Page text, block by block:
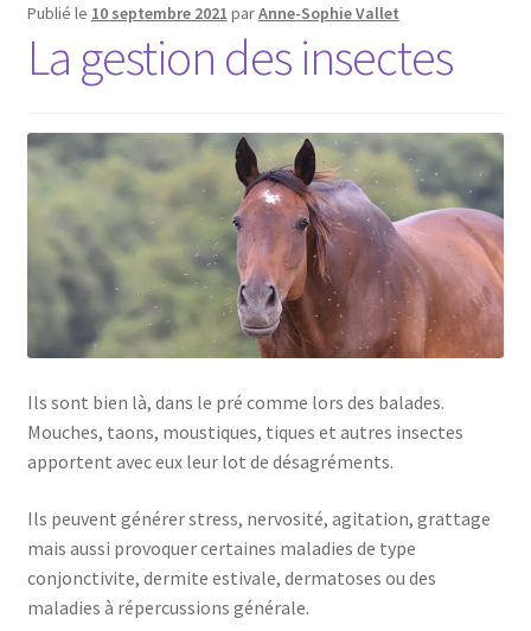
Publié le 10 septembre 2021 parAnne-Sophie Vallet
La gestion des insectes
Ils sont bien là, dans le pré comme lors des balades.
Mouches, taons, moustiques, tiques et autres insectes
apportent avec eux leur lot de désagréments.
Ils peuvent générer stress, nervosité, agitation, grattage
mais aussi provoquer certaines maladies de type
conjonctivite, dermite estivale, dermatoses ou des
maladies à répercussions générale.